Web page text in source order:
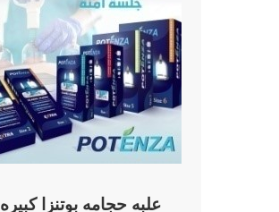
علبه حجامه بوتنزا كبيره